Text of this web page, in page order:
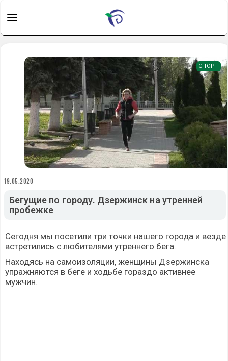
СПОРТ
19.05.2020
Бегущие по городу. Дзержинск на утренней
пробежке
Сегодня мы посетили три точки нашего города и везде
встретились с любителями утреннего бега.
Находясь на самоизоляции, женщины Дзержинска
упражняются в беге и ходьбе гораздо активнее
мужчин.